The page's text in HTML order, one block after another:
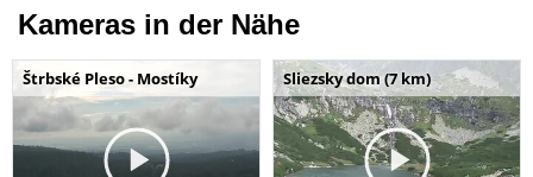
Kameras in der Nähe
Štrbské Pleso - Mostíky Sliezsky dom (7 km)